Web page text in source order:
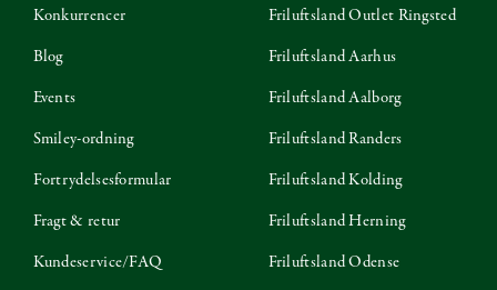
Konkurrencer
Blog
Events
Smiley-ordning
Fortrydelsesformular
Fragt & retur
Kundeservice/FAQ
Friluftsland Outlet Ringsted
Friluftsland Aarhus
Friluftsland Aalborg
Friluftsland Randers
Friluftsland Kolding
Friluftsland Herning
Friluftsland Odense